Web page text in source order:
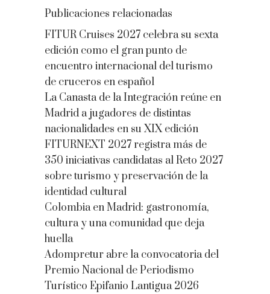
Publicaciones relacionadas
FITUR Cruises 2027 celebra su sexta
edición como el gran punto de
encuentro internacional del turismo
de cruceros en español
La Canasta de la Integración reúne en
Madrid a jugadores de distintas
nacionalidades en su XIX edición
FITURNEXT 2027 registra más de
350 iniciativas candidatas al Reto 2027
sobre turismo y preservación de la
identidad cultural
Colombia en Madrid: gastronomía,
cultura y una comunidad que deja
huella
Adompretur abre la convocatoria del
Premio Nacional de Periodismo
Turístico Epifanio Lantigua 2026